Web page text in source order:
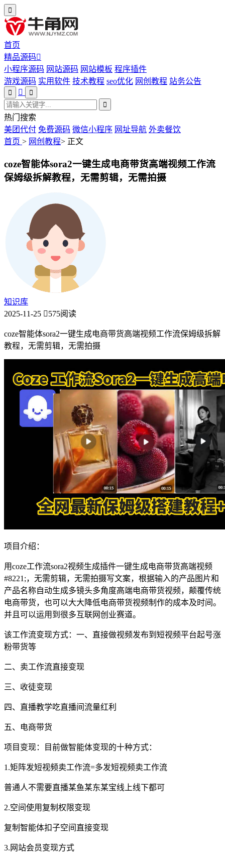
首页
精品源码
小程序源码 网站源码 网站模板 程序插件
游戏源码 实用软件 技术教程 seo优化 网创教程 站务公告
热门搜索
美团代付 免费源码 微信小程序 网址导航 外卖餐饮
首页 > 网创教程> 正文
coze智能体sora2一键生成电商带货高端视频工作流
保姆级拆解教程，无需剪辑，无需拍摄
知识库
2025-11-25
575阅读
coze智能体sora2一键生成电商带货高端视频工作流保姆级拆解
教程，无需剪辑，无需拍摄
项目介绍：
用coze工作流sora2视频生成插件一键生成电商带货高端视频
#8221;，无需剪辑，无需拍摄写文案，根据输入的产品图片和
产品名称自动生成多镜头多角度高端电商带货视频，颠覆传统
电商带货，也可以大大降低电商带货视频制作的成本及时间。
并且可以运用到很多互联网创业赛道。
该工作流变现方式：一、直接做视频发布到短视频平台起号涨
粉带货等
二、卖工作流直接变现
三、收徒变现
四、直播教学吃直播间流量红利
五、电商带货
项目变现：目前做智能体变现的十种方式：
1.矩阵发短视频卖工作流=多发短视频卖工作流
普通人不需要直播某鱼某东某宝线上线下都可
2.空间使用复制权限变现
复制智能体扣子空间直接变现
3.网站会员变现方式